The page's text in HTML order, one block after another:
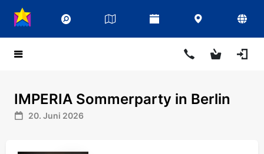
IMPERIA Sommerparty in Berlin
20. Juni 2026